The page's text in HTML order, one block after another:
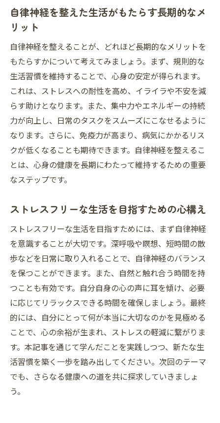
自律神経を整えた生活がもたらす長期的なメ
リット
自律神経を整えることが、どれほど長期的なメリットを
もたらすかについて考えてみましょう。まず、規則的な
生活習慣を維持することで、心身の安定が得られます。
これは、ストレスへの耐性を高め、イライラや不安を減
らす助けとなります。また、集中力やエネルギーの持続
力が向上し、日常のタスクをスムーズにこなせるように
なります。さらに、免疫力が高まり、病気にかかるリス
クが低くなることも期待できます。自律神経を整えるこ
とは、心身の健康を長期にわたって維持するための重要
なステップです。
ストレスフリーな生活を目指すための心構え
ストレスフリーな生活を目指すためには、まず自律神経
を意識することが大切です。深呼吸や瞑想、短時間の散
歩などを日常に取り入れることで、自律神経のバランス
を保つことができます。また、自然と触れ合う時間を持
つことも有効です。自分自身の心の声に耳を傾け、必要
に応じてリラックスできる時間を確保しましょう。最終
的には、自分にとって何が本当に大切なのかを見極める
ことで、心の余裕が生まれ、ストレスの軽減に繋がりま
す。本記事を通じて学んだことを実践しつつ、新たな生
活習慣を築く一歩を踏み出してください。次回のテーマ
でも、さらなる健康への道を共に探求していきましょ
う。